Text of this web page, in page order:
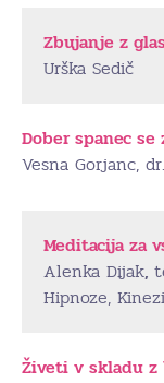
Zbujanje z
Urška Sedič
Dober spanec
Vesna Gorjanc,
Meditacija za
Alenka Dijak,
Hipnoze,
Živeti v skladu z